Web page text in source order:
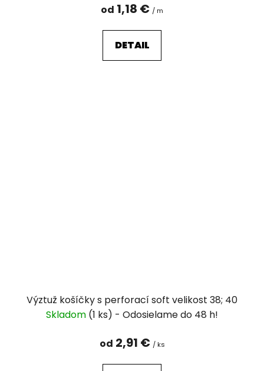
od 1,18 € / m
DETAIL
Výztuž košíčky s perforací soft velikost 38; 40
Skladom (1 ks)
od 2,91 € / ks